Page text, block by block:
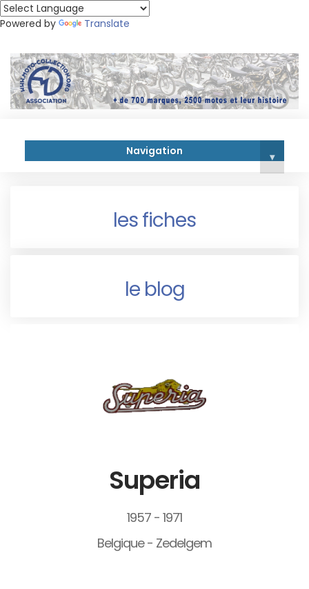
Powered by Translate
Navigation ▾
les fiches
le blog
Superia
1957 - 1971
Belgique - Zedelgem